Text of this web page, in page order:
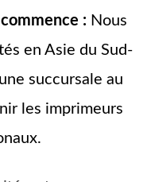
: Nous
en Asie du Sud-
succursale au
les imprimeurs